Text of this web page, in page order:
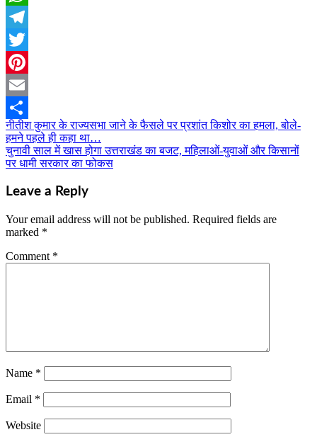
WhatsApp
Telegram
Twitter
Pinterest
Email
Share
Post
navigation
नीतीश कुमार के राज्यसभा जाने के फैसले पर प्रशांत किशोर का हमला, बोले-
हमने पहले ही कहा था…
चुनावी साल में खास होगा उत्तराखंड का बजट, महिलाओं-युवाओं और किसानों
पर धामी सरकार का फोकस
Leave a Reply
Your email address will not be published. Required fields are
marked *
Comment *
Name *
Email *
Website